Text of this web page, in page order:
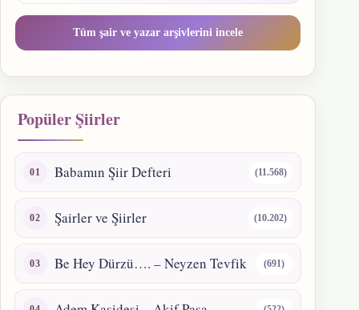
Tüm şair ve yazar arşivlerini incele
Popüler Şiirler
Babamın Şiir Defteri (11.568)
Şairler ve Şiirler (10.202)
Be Hey Dürzü…. – Neyzen Tevfik (691)